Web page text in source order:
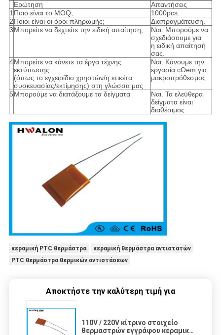
Ερώτηση
Απαντήσεις
1Ποιο είναι το MOQ;
1000pcs.
2Ποιοι είναι οι όροι πληρωμής;
Διαπραγμάτευση.
3Μπορείτε να δεχτείτε την ειδική απαίτηση;
Ναι. Μπορούμε να
σχεδιάσουμε για
η ειδική απαίτησή
σας.
4Μπορείτε να κάνετε τα έργα τέχνης
εκτύπωσης
(όπως το εγχειρίδιο χρηστών/η ετικέτα
συσκευασίας/εκτίμησης) στη γλώσσα μας
Ναι. Κάνουμε την
εργασία cOem για
μακροπρόθεσμος
5Μπορούμε να διατάξουμε τα δείγματα
Ναι. Τα ελεύθερα
δείγματα είναι
διαθέσιμος
κεραμική PTC θερμάστρα
κεραμική θερμάστρα αντιστατών
PTC θερμάστρα θερμικών αντιστάσεων
Αποκτήστε την καλύτερη τιμή για
110V / 220V κίτρινο στοιχείο
θερμαστρών εγγράφου κεραμικό